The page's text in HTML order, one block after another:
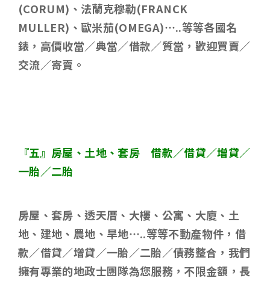
(CORUM) 、法蘭克穆勒(FRANCK
MULLER) 、歐米茄(OMEGA)…..等等各國名
錶，高價收當／典當／借款／質當，歡迎買賣／
交流／寄賣。
『五』房屋、土地、套房 借款／借貸／增貸／
一胎／二胎
房屋、套房、透天厝、大樓、公寓、大廈、土
地、建地、農地、旱地…..等等不動產物件，借
款／借貸／增貸／一胎／二胎／債務整合，我們
擁有專業的地政士團隊為您服務，不限金額，長